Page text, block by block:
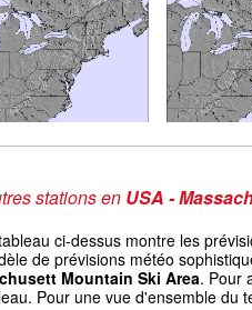
stations en USA -
ci-dessus montre les
de prévisions météo
Mountain Ski Area. Pour
Pour une vue d'ensemble du